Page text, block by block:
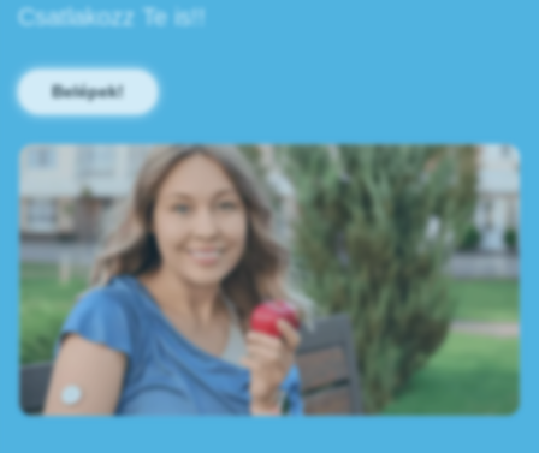
Csatlakozz Te is!!
Belépek!